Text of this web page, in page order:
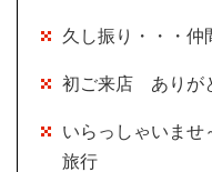
久し振り・・・仲
初ご来店 ありが
いらっしゃいませ
旅行